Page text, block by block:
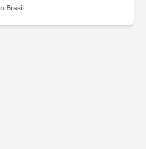
Brasil.